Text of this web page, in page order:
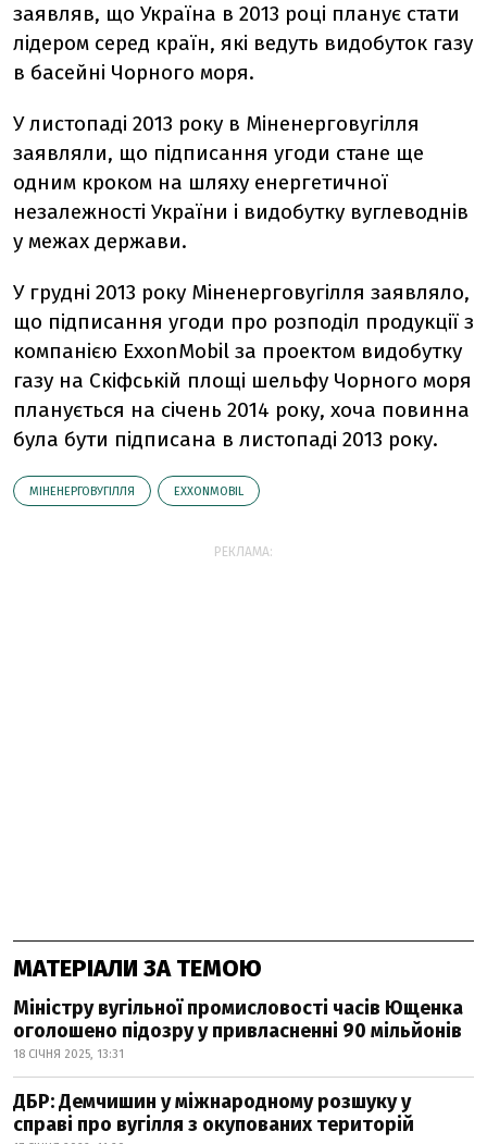
заявляв, що Україна в 2013 році планує стати
лідером серед країн, які ведуть видобуток газу
в басейні Чорного моря.
У листопаді 2013 року в Міненерговугілля
заявляли, що підписання угоди стане ще
одним кроком на шляху енергетичної
незалежності України і видобутку вуглеводнів
у межах держави.
У грудні 2013 року Міненерговугілля заявляло,
що підписання угоди про розподіл продукції з
компанією ExxonMobil за проектом видобутку
газу на Скіфській площі шельфу Чорного моря
планується на січень 2014 року, хоча повинна
була бути підписана в листопаді 2013 року.
МІНЕНЕРГОВУГІЛЛЯ EXXONMOBIL
РЕКЛАМА:
МАТЕРІАЛИ ЗА ТЕМОЮ
Міністру вугільної промисловості часів Ющенка
оголошено підозру у привласненні 90 мільйонів
18 СІЧНЯ 2025, 13:31
ДБР: Демчишин у міжнародному розшуку у
справі про вугілля з окупованих територій